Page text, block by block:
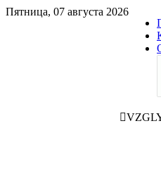
Пятница, 07 августа 2026